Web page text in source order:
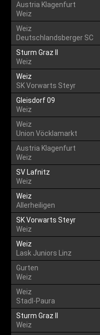
Austria Klagenfurt
Weiz
Weiz
Deutschlandsberger SC
Sturm Graz II
Weiz
Weiz
SK Vorwarts Steyr
Gleisdorf 09
Weiz
Weiz
Union Vöcklamarkt
Austria Klagenfurt
Weiz
SV Lafnitz
Weiz
Weiz
Allerheiligen
SK Vorwarts Steyr
Weiz
Weiz
Lask Juniors Linz
Gurten
Weiz
Weiz
Stadl-Paura
Sturm Graz II
Weiz